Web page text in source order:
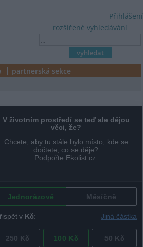
rozšířené vyhledávání
Přihlášení
partnerská sekce